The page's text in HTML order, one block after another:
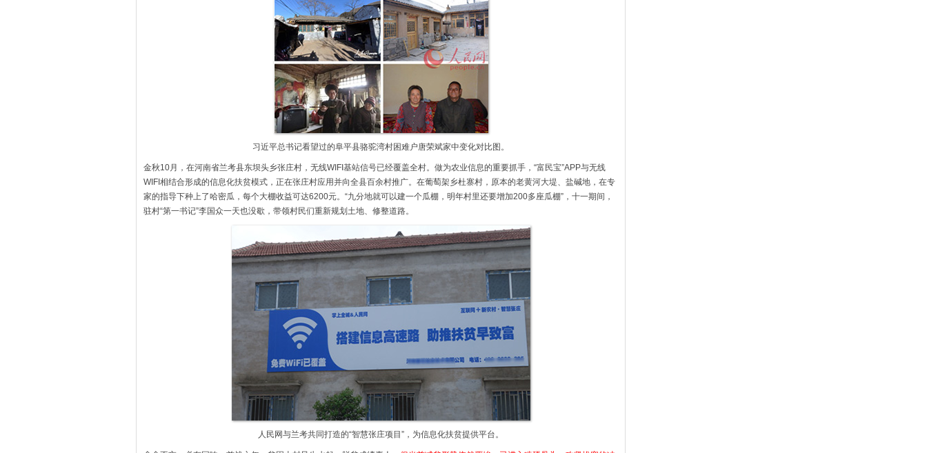
习近平总书记看望过的阜平县骆驼湾村困难户唐荣斌家中变化对比图。
金秋10月，在河南省兰考县东坝头乡张庄村，无线WIFI基站信号已经覆盖全村。做为农业信息的重要抓手，“富民宝”APP与无线
WIFI相结合形成的信息化扶贫模式，正在张庄村应用并向全县百余村推广。在葡萄架乡杜寨村，原本的老黄河大堤、盐碱地，在专
家的指导下种上了哈密瓜，每个大棚收益可达6200元。“九分地就可以建一个瓜棚，明年村里还要增加200多座瓜棚”，十一期间，
驻村“第一书记”李国众一天也没歇，带领村民们重新规划土地、修整道路。
人民网与兰考共同打造的“智慧张庄项目”，为信息化扶贫提供平台。